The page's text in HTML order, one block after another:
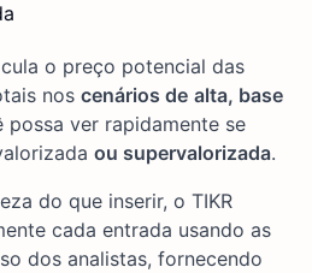
o preço potencial das
nos cenários de alta, base
possa ver rapidamente se
ou supervalorizada.
do que inserir, o TIKR
cada entrada usando as
dos analistas, fornecendo